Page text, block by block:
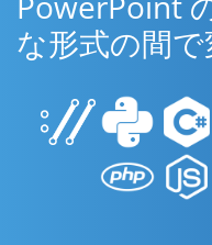
な形式の間で